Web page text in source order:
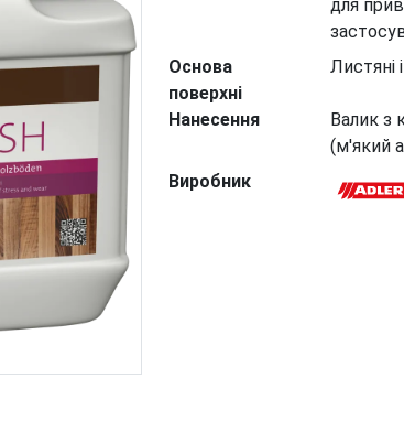
для
Основа
поверхні
Листяні
Нанесення
Валик з
(м'який
Виробник